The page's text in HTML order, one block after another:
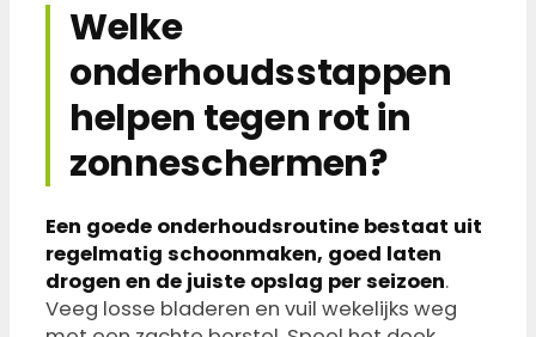
Welke
onderhoudsstappen
helpen tegen rot in
zonneschermen?
Een goede onderhoudsroutine bestaat uit
regelmatig schoonmaken, goed laten
drogen en de juiste opslag per seizoen.
Veeg losse bladeren en vuil wekelijks weg